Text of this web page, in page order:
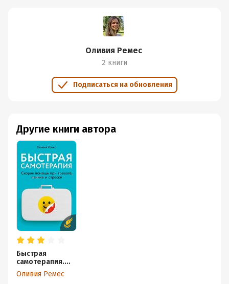
Оливия Ремес
2 книги
Подписаться на обновления
Другие книги автора
Быстрая
самотерапия.
Скорая помощь
при тревоге,
Оливия Ремес